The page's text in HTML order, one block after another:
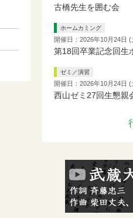
古橋先生を囲む会
ホームカミング
開催日：2026年10月24日 (
第18回卒業記念回生
ゼミ／演習
開催日：2026年10月24日 (
西山ゼミ27回生懇親